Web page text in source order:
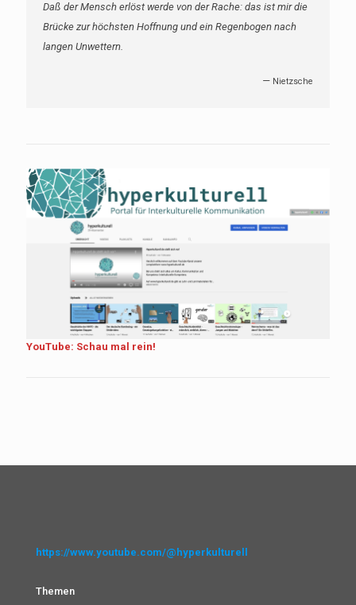
Daß der Mensch erlöst werde von der Rache: das ist mir die
Brücke zur höchsten Hoffnung und ein Regenbogen nach
langen Unwettern.
— Nietzsche
YouTube: Schau mal rein!
https://www.youtube.com/@hyperkulturell
Themen